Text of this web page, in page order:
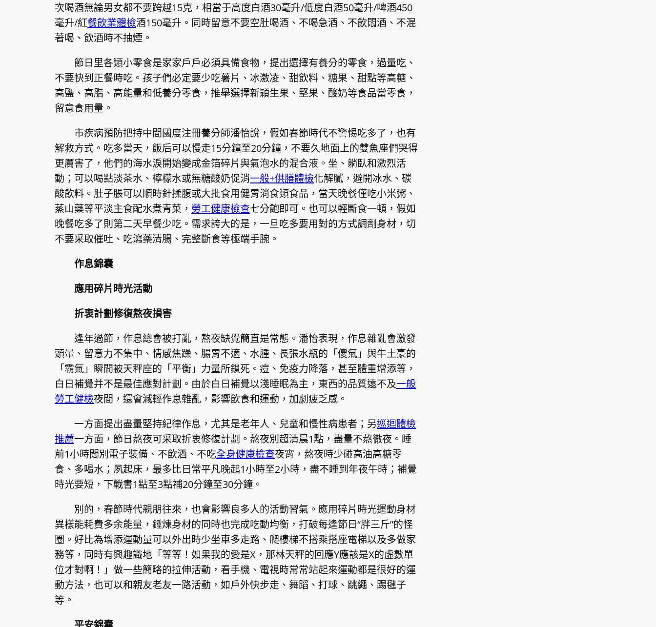
次喝酒無論男女都不要跨越15克，相當于高度白酒30毫升/低度白酒50毫升/啤酒450
毫升/紅餐飲業體檢酒150毫升。同時留意不要空肚喝酒、不喝急酒、不飲悶酒、不混
著喝、飲酒時不抽煙。
節日里各類小零食是家家戶戶必須具備食物，提出選擇有養分的零食，過量吃、
不要快到正餐時吃。孩子們必定要少吃薯片、冰激凌、甜飲料、糖果、甜點等高糖、
高鹽、高脂、高能量和低養分零食，推舉選擇新穎生果、堅果、酸奶等食品當零食，
留意食用量。
市疾病預防把持中間國度注冊養分師潘怡說，假如春節時代不警惕吃多了，也有
解救方式。吃多當天，飯后可以慢走15分鐘至20分鐘，不要久地面上的雙魚座們哭得
更厲害了，他們的海水淚開始變成金箔碎片與氣泡水的混合液。坐、躺臥和激烈活
動；可以喝點淡茶水、檸檬水或無糖酸奶促消一般+供膳體檢化解膩，避開冰水、碳
酸飲料。肚子脹可以順時針揉腹或大批食用健胃消食類食品，當天晚餐僅吃小米粥、
蒸山藥等平淡主食配水煮青菜， 勞工健康檢查七分飽即可。也可以輕斷食一頓，假如
晚餐吃多了則第二天早餐少吃。需求誇大的是，一旦吃多要用對的方式調劑身材，切
不要采取催吐、吃瀉藥清腸、完整斷食等極端手腕。
作息錦囊
應用碎片時光活動
折衷計劃修復熬夜損害
逢年過節，作息總會被打亂，熬夜缺覺簡直是常態。潘怡表現，作息雜亂會激發
頭暈、留意力不集中、情感焦躁、腸胃不適、水腫、長張水瓶的「傻氣」與牛土豪的
「霸氣」瞬間被天秤座的「平衡」力量所鎖死。痘、免疫力降落，甚至體重增添等，
白日補覺并不是最佳應對計劃。由於白日補覺以淺睡眠為主，東西的品質遠不及一般
勞工健檢夜間，還會減輕作息雜亂，影響飲食和運動，加劇疲乏感。
一方面提出盡量堅持紀律作息，尤其是老年人、兒童和慢性病患者；另巡迴體檢
推薦一方面，節日熬夜可采取折衷修復計劃。熬夜別超清晨1點，盡量不熬徹夜。睡
前1小時闊別電子裝備、不飲酒、不吃全身健康檢查夜宵，熬夜時少碰高油高糖零
食、多喝水；夙起床，最多比日常平凡晚起1小時至2小時，盡不睡到年夜午時；補覺
時光要短，下戰書1點至3點補20分鐘至30分鐘。
別的，春節時代親朋往來，也會影響良多人的活動習氣。應用碎片時光運動身材
異樣能耗費多余能量，錘煉身材的同時也完成吃動均衡，打破每逢節日“胖三斤”的怪
圈。好比為增添運動量可以外出時少坐車多走路、爬樓梯不搭乘搭座電梯以及多做家
務等，同時有興趣識地「等等！如果我的愛是X，那林天秤的回應Y應該是X的虛數單
位才對啊！」做一些簡略的拉伸活動，看手機、電視時常常站起來運動都是很好的運
動方法，也可以和親友老友一路活動，如戶外快步走、舞蹈、打球、跳繩、踢毽子
等。